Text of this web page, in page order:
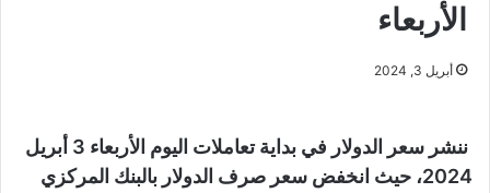
الأربعاء
أبريل 3, 2024
ننشر سعر الدولار في بداية تعاملات اليوم الأربعاء 3 أبريل
2024، حيث انخفض سعر صرف الدولار بالبنك المركزي